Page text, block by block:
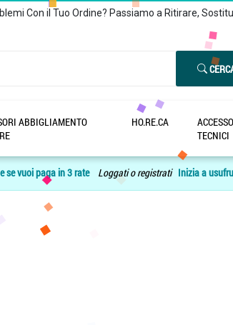
Con il Tuo Ordine? Passiamo a Ritirare,
ABBIGLIAMENTO
HO.RE.CA
TECNICI
se vuoi paga in 3 rate Loggati o registrati Inizia a